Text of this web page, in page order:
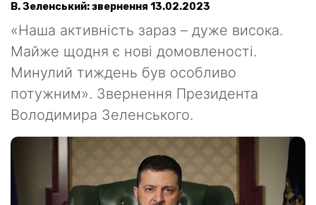
В. Зеленський: звернення 13.02.2023
«Наша активність зараз – дуже висока.
Майже щодня є нові домовленості.
Минулий тиждень був особливо
потужним». Звернення Президента
Володимира Зеленського.